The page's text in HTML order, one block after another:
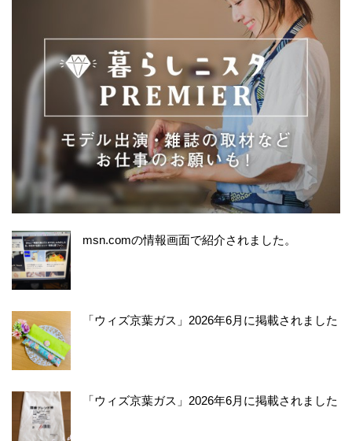
msn.comの情報画面で紹介されました。
「ウィズ京葉ガス」2026年6月に掲載されました
「ウィズ京葉ガス」2026年6月に掲載されました